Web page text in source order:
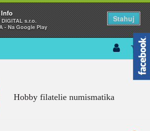
DIGITAL s.r.o.
- Na Google Play
Stahuj
Hobby filatelie numismatika